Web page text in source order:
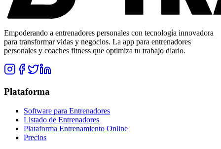
Empoderando a entrenadores personales con tecnología innovadora
para transformar vidas y negocios. La app para entrenadores
personales y coaches fitness que optimiza tu trabajo diario.
Plataforma
Software para Entrenadores
Listado de Entrenadores
Plataforma Entrenamiento Online
Precios